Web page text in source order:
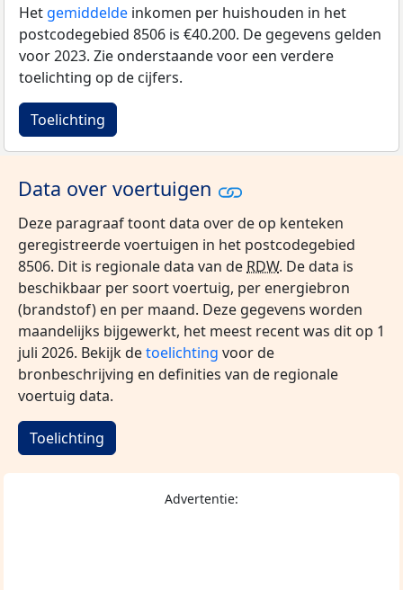
Het gemiddelde inkomen per huishouden in het
postcodegebied 8506 is €40.200. De gegevens gelden
voor 2023. Zie onderstaande voor een verdere
toelichting op de cijfers.
Toelichting
Data over voertuigen
Deze paragraaf toont data over de op kenteken
geregistreerde voertuigen in het postcodegebied
8506. Dit is regionale data van de RDW. De data is
beschikbaar per soort voertuig, per energiebron
(brandstof) en per maand. Deze gegevens worden
maandelijks bijgewerkt, het meest recent was dit op 1
juli 2026. Bekijk detoelichting voor de
bronbeschrijving en definities van de regionale
voertuig data.
Toelichting
Advertentie: